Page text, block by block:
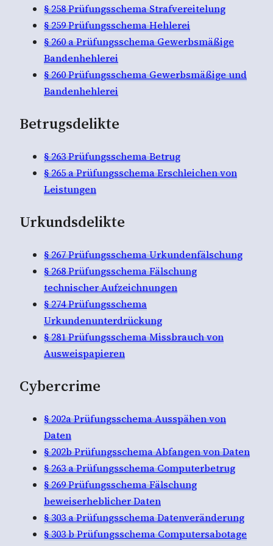
§ 258 Prüfungsschema Strafvereitelung
§ 259 Prüfungsschema Hehlerei
§ 260 a Prüfungsschema Gewerbsmäßige
Bandenhehlerei
§ 260 Prüfungsschema Gewerbsmäßige und
Bandenhehlerei
Betrugsdelikte
§ 263 Prüfungsschema Betrug
§ 265 a Prüfungsschema Erschleichen von
Leistungen
Urkundsdelikte
§ 267 Prüfungsschema Urkundenfälschung
§ 268 Prüfungsschema Fälschung
technischer Aufzeichnungen
§ 274 Prüfungsschema
Urkundenunterdrückung
§ 281 Prüfungsschema Missbrauch von
Ausweispapieren
Cybercrime
§ 202a Prüfungsschema Ausspähen von
Daten
§ 202b Prüfungsschema Abfangen von Daten
§ 263 a Prüfungsschema Computerbetrug
§ 269 Prüfungsschema Fälschung
beweiserheblicher Daten
§ 303 a Prüfungsschema Datenveränderung
§ 303 b Prüfungsschema Computersabotage